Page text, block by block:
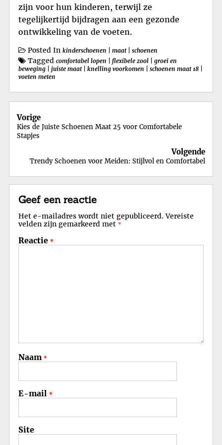
zijn voor hun kinderen, terwijl ze
tegelijkertijd bijdragen aan een gezonde
ontwikkeling van de voeten.
Posted In kinderschoenen maat| schoenen
Tagged comfortabel lopen flexibele zool
groei en
beweging
juiste maat| knelling voorkomen schoenen maat 18
voeten meten
Berichtnavigatie
Vorige
Kies de Juiste Schoenen Maat 25 voor Comfortabele
Stapjes
Volgende
Trendy Schoenen voor Meiden: Stijlvol en Comfortabel
Geef een reactie
Het e-mailadres wordt niet gepubliceerd. Vereiste
velden zijn gemarkeerd met *
Reactie *
Naam *
E-mail *
Site